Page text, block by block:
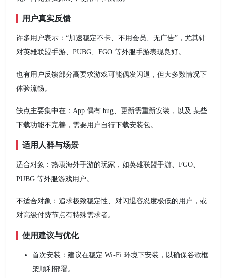
用户真实反馈
许多用户表示：“加速稳定不卡、不用会员、无广告”，尤其针
对英雄联盟手游、PUBG、FGO 等外服手游表现良好。
也有用户反馈部分高要求游戏可能偶发闪退，但大多数情况下
体验流畅。
缺点主要集中在：App 偶有 bug、更新需重新安装，以及 某些
下载功能不完善，需要用户自行下载安装包。
适用人群与场景
适合对象：热衷海外手游的玩家，如英雄联盟手游、FGO、
PUBG 等外服游戏用户。
不适合对象：追求极致稳定性、对闪退容忍度极低的用户，或
对高级付费节点有特殊需求者。
使用建议与优化
首次安装：建议在稳定 Wi‑Fi 环境下安装，以确保谷歌框
架顺利部署。